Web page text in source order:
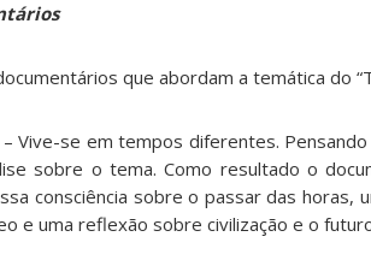
que abordam a temática do
– Vive-se em tempos diferentes.
sobre o tema. Como resultado o
consciência sobre o passar das horas,
e uma reflexão sobre civilização e o